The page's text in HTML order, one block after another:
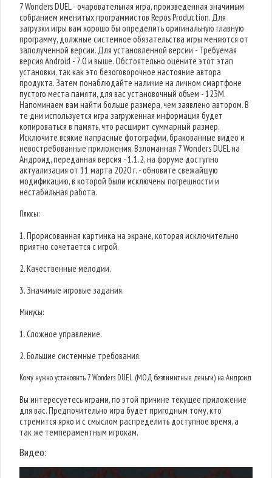
7 Wonders DUEL - очаровательная игра, произведенная значимым
собранием именитых программистов Repos Production. Для
загрузки игры вам хорошо бы определить оригинальную главную
программу, должные системное обязательства игры меняются от
заполученной версии. Для установленной версии - Требуемая
версия Android - 7.0 и выше. Обстоятельно оцените этот этап
установки, так как это безоговорочное настояние автора
продукта. Затем понаблюдайте наличие на личном смартфоне
пустого места памяти, для вас установочный объем - 123M.
Напоминаем вам найти больше размера, чем заявлено автором. В
те дни используется игра загруженная информация будет
копироваться в память, что расширит суммарный размер.
Исключите всякие напрасные фотографии, бракованные видео и
невостребованные приложения. Взломанная 7 Wonders DUEL на
Андроид, переданная версия - 1.1.2, на форуме доступно
актуализация от 11 марта 2020 г. - обновите свежайшую
модификацию, в которой были исключены погрешности и
нестабильная работа.
Плюсы:
1. Прорисованная картинка на экране, которая исключительно
приятно сочетается с игрой.
2. Качественные мелодии.
3. Значимые игровые задания.
Минусы:
1. Сложное управление.
2. Большие системные требования.
Кому нужно установить 7 Wonders DUEL (МОД безлимитные деньги) на Андроид
Вы интересуетесь играми, по этой причине текущее приложение
для вас. Предпочительно игра будет пригодным тому, кто
стремится ярко и с смыслом распределить доступное время, а
так же темпераментным игрокам.
Видео: